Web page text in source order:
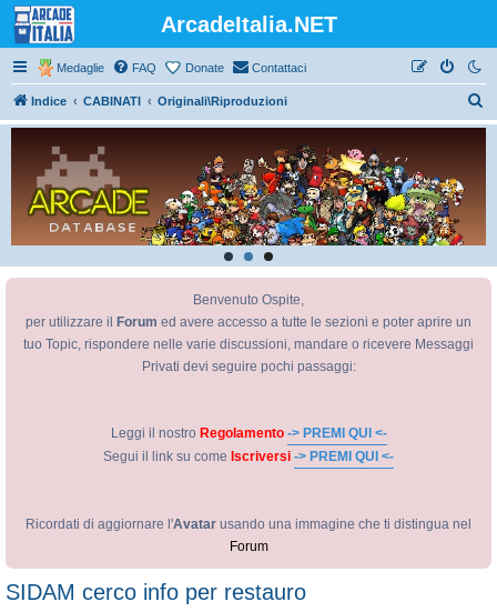
ArcadeItalia.NET
Medaglie FAQ Donate Contattaci
Indice CABINATI Originali\Riproduzioni
e
Benvenuto Ospite,
per utilizzare il
Forum ed avere accesso a tutte le sezioni e poter aprire un
tuo Topic, rispondere nelle varie discussioni, mandare o ricevere Messaggi
Privati devi seguire pochi passaggi:
Leggi il nostro Regolamento -> PREMI QUI <-
Segui il link su come Iscriversi -> PREMI QUI <-
Ricordati di aggiornare l'Avatar usando una immagine che ti distingua nel
Forum
SIDAM cerco info per restauro